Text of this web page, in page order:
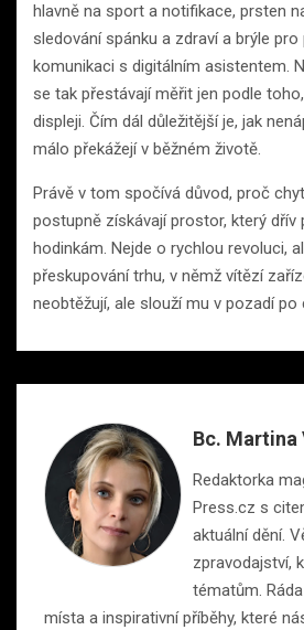
hlavně na sport a notifikace, prsten
sledování spánku a zdraví a brýle
komunikaci s digitálním asistentem.
se tak přestávají měřit jen podle
displeji. Čím dál důležitější je, jak
málo překážejí v běžném životě.
Právě v tom spočívá důvod, proč
postupně získávají prostor, který dřív
hodinkám. Nejde o rychlou revoluci,
přeskupování trhu, v němž vítězí
neobtěžují, ale slouží mu v pozadí po
Bc. Martina
Redaktorka
Press.cz s
aktuální dění.
zpravodajství,
tématům.
místa a inspirativní příběhy, které